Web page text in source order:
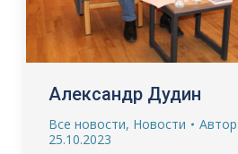
Александр Дудин
Все новости, Новости Автор:
25.10.2023